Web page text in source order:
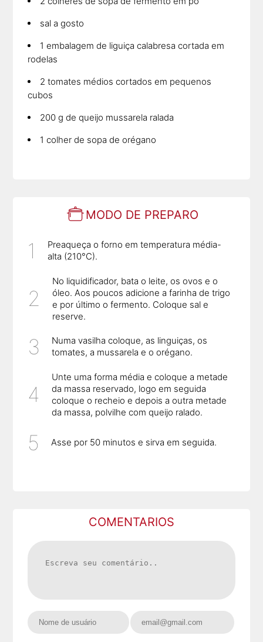
sal a gosto
1 embalagem de liguiça calabresa cortada em
rodelas
2 tomates médios cortados em pequenos
cubos
200 g de queijo mussarela ralada
1 colher de sopa de orégano
MODO DE PREPARO
Preaqueça o forno em temperatura média-
alta (210°C).
No liquidificador, bata o leite, os ovos e o
óleo. Aos poucos adicione a farinha de trigo
e por último o fermento. Coloque sal e
reserve.
Numa vasilha coloque, as linguiças, os
tomates, a mussarela e o orégano.
Unte uma forma média e coloque a metade
da massa reservado, logo em seguida
coloque o recheio e depois a outra metade
da massa, polvilhe com queijo ralado.
Asse por 50 minutos e sirva em seguida.
COMENTARIOS